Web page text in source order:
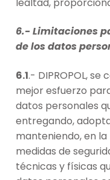
6.- Limitaciones
de los datos
6.1.- DIPROPOL,
mejor esfuerzo
datos personales
entregando,
manteniendo, en
medidas de
técnicas y físicas